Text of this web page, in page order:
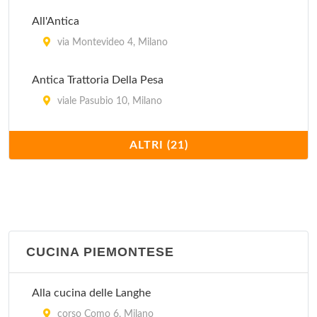
All'Antica
via Montevideo 4, Milano
Antica Trattoria Della Pesa
viale Pasubio 10, Milano
Antico Ristorante Boeucc
piazza Belgioioso 2, Milano
Cantina Piemontese
ALTRI (21)
CUCINA PIEMONTESE
Alla cucina delle Langhe
corso Como 6, Milano